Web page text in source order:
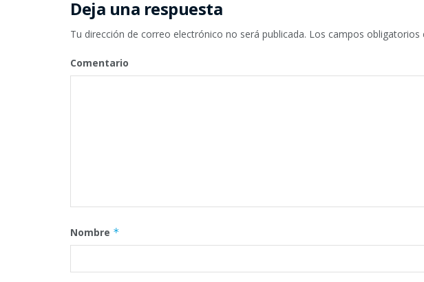
Deja una respuesta
Tu dirección de correo electrónico no será publicada. Los campos obligatorios
Comentario
Nombre *